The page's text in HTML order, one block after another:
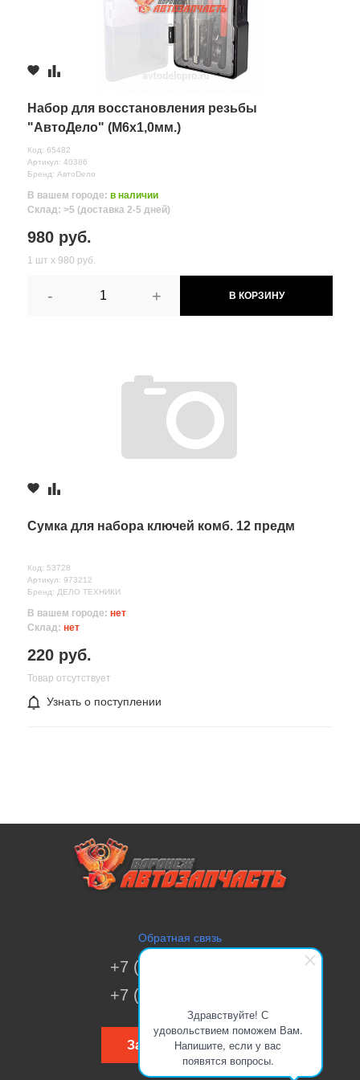
Здравствуйте! С
удовольствием поможем Вам.
Напишите, если у вас
появятся вопросы.
Набор для восстановления резьбы
"АвтоДело" (М6х1,0мм.)
Код: 65482
Артикул: 40386
Бренд: АвтоDело
В вашем городе: в наличии
Склад: >5 (доставка 2-5 дней)
980 руб.
1 шт х 980 руб.
- + В КОРЗИНУ
Сумка для набора ключей комб. 12 предм
Код: 53728
Артикул: 973212
Бренд: ДЕЛО ТЕХНИКИ
В вашем городе: нет
Склад: нет
220 руб.
Товар отсутствует
Узнать о поступлении
Обратная связь
+7 (473) 269-41-51
+7 (473) 200-70-00
Заказать звонок